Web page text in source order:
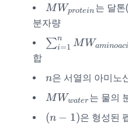
\times
MW_{water} +
MW_{water}
MW_{protein}
M Wprotein 는 달
분자량
∑i=1
n M Waminoac
합
n
n은 서열의 아미노
MW_{water}
M Wwater 는 물의
(n-
(n − 1)은 형성된